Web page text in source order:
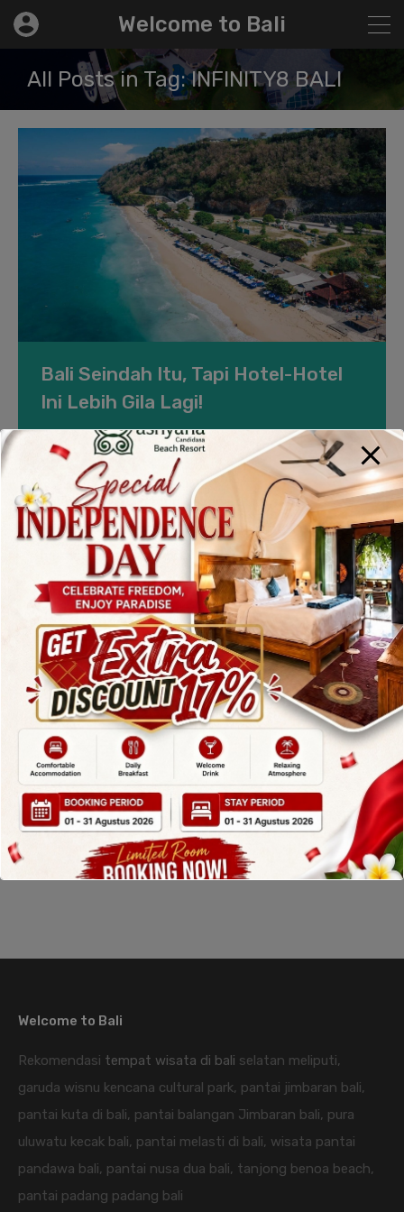
Welcome to Bali
All Posts in Tag: INFINITY8 BALI
Bali Seindah Itu, Tapi Hotel-Hotel
Ini Lebih Gila Lagi!
ByadminPosted inBlogOn June 23, 2025
Bali sudah lama dikenal sebagai surga dunia.
Pantainya memesona, budayanya kental, dan
makanannya menggoda. Tapi tahukah kamu,
keindahan pulau ini ternyata masih bisa dikalahkan—
oleh hotel-hotelnya sendiri! Iya, hotel-hotel di Bali
ini bukan sekadar tempat menginap, melainkan
destinasi mewah yang bikin kamu enggak mau
pulang. Mulai dari resort romantis di tepi pantai
sampai hotel modern penuh…
Read More
Welcome to Bali
Rekomendasi tempat wisata di bali selatan meliputi,
garuda wisnu kencana cultural park, pantai jimbaran bali,
pantai kuta di bali, pantai balangan Jimbaran bali, pura
uluwatu kecak bali, pantai melasti di bali, wisata pantai
pandawa bali, pantai nusa dua bali, tanjong benoa beach,
pantai padang padang bali